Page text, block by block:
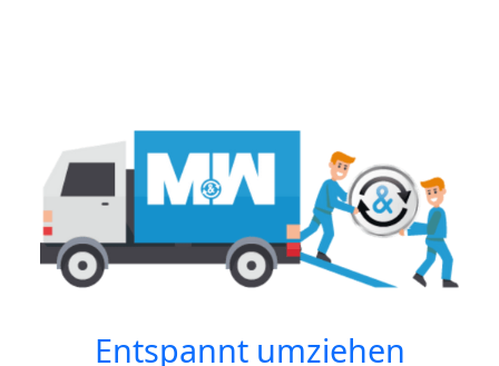
Entspannt umziehen